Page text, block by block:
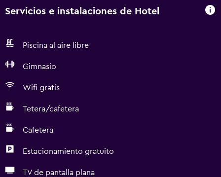
Servicios e instalaciones de Hotel
Piscina al aire libre
Gimnasio
Wifi gratis
Tetera/cafetera
Cafetera
Estacionamiento gratuito
TV de pantalla plana